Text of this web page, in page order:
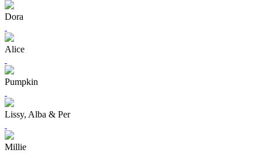
Dora
Alice
Pumpkin
Lissy, Alba & Per
Millie